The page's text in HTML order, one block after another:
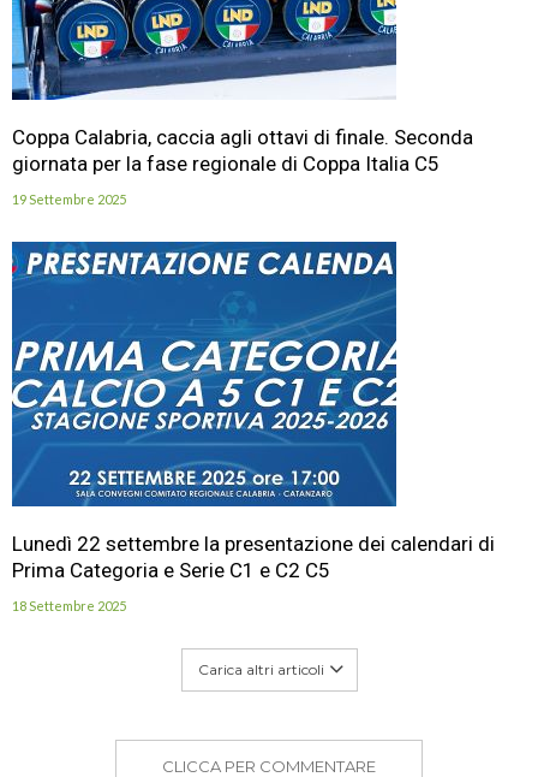
Coppa Calabria, caccia agli ottavi di finale. Seconda
giornata per la fase regionale di Coppa Italia C5
19 Settembre 2025
Lunedì 22 settembre la presentazione dei calendari di
Prima Categoria e Serie C1 e C2 C5
18 Settembre 2025
Carica altri articoli
CLICCA PER COMMENTARE